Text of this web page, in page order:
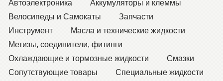
Автоэлектроника
Аккумуляторы и клеммы
Велосипеды и Самокаты
Запчасти
Инструмент
Масла и технические жидкости
Метизы, соединители, фитинги
Охлаждающие и тормозные жидкости
Смазки
Сопутствующие товары
Специальные жидкости